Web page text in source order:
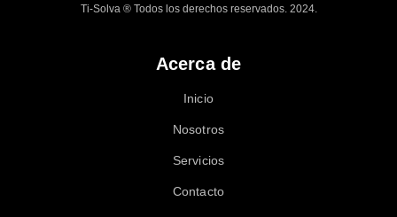
Ti-Solva ® Todos los derechos reservados. 2024.
Acerca de
Inicio
Nosotros
Servicios
Contacto